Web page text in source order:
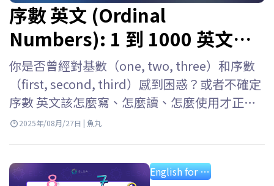
序數 英文 (Ordinal
Numbers): 1 到 1000 英文寫
法, 讀法與序數表
你是否曾經對基數（one, two, three）和序數
（first, second, third）感到困惑？或者不確定
序數 英文該怎麼寫、怎麼讀、怎麼使用才正
確？寫成 “1st” 要怎麼唸？該用 “first” 還
上完整對照表與超簡單記憶小技巧。 序數…
2025年/08月/27日 | 魚丸
English for starter